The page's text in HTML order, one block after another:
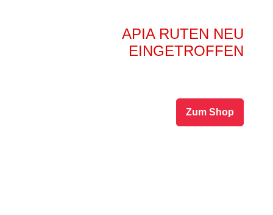
APIA RUTEN NEU
EINGETROFFEN
Zum Shop